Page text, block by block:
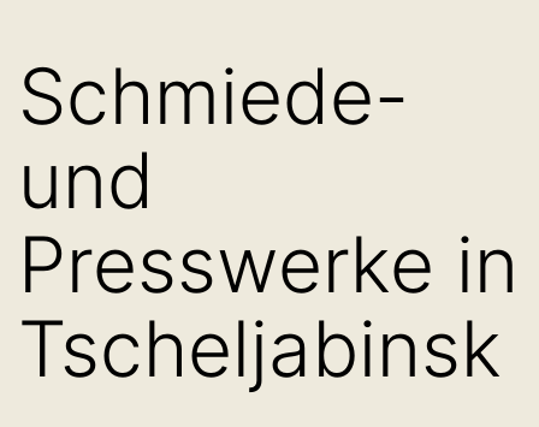
Schmiede-
und
Presswerke in
Tscheljabinsk